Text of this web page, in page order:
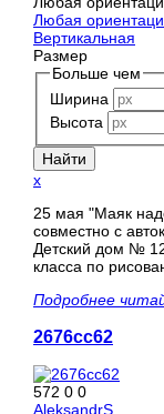
Любая
Вертикальная
Размер
Больше чем
Ширина
Высота
x
25 мая "Маяк
совместно с
Детский дом №
класса по
Подробнее
2676cc62
572 0 0
AleksandrS